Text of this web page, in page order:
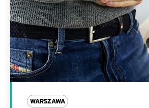
WARSZAWA